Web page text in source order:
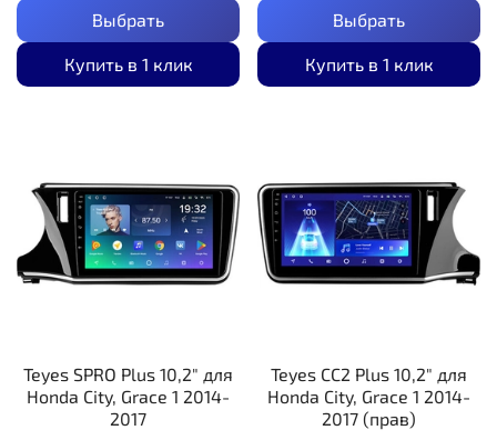
Выбрать
Купить в 1 клик
Выбрать
Купить в 1 клик
Teyes SPRO Plus 10,2" для
Honda City, Grace 1 2014-
2017
Teyes CC2 Plus 10,2" для
Honda City, Grace 1 2014-
2017 (прав)